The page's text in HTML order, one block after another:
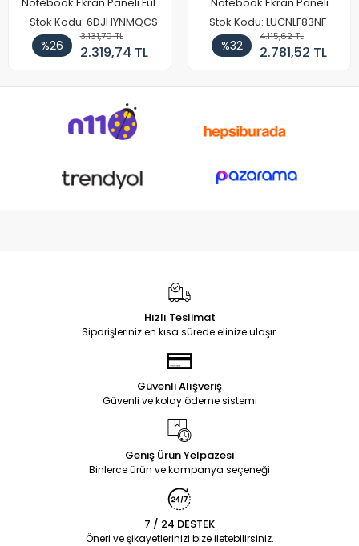
HD
Stok Kodu: 6DJHYNMQCS
%26
3.131,70 TL
2.319,74 TL
144Hz
Stok Kodu: LUCNLF83NF
%32
4.115,62 TL
2.781,52 TL
Hızlı Teslimat
Siparişleriniz en kısa sürede elinize ulaşır.
Güvenli Alışveriş
Güvenli ve kolay ödeme sistemi
Geniş Ürün Yelpazesi
Binlerce ürün ve kampanya seçeneği
7 / 24 DESTEK
Öneri ve şikayetlerinizi bize iletebilirsiniz.